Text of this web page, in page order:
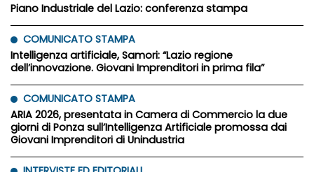
Piano Industriale del Lazio: conferenza stampa
COMUNICATO STAMPA
Intelligenza artificiale, Samori: “Lazio regione
dell’innovazione. Giovani Imprenditori in prima fila”
COMUNICATO STAMPA
ARIA 2026, presentata in Camera di Commercio la due
giorni di Ponza sull’Intelligenza Artificiale promossa dai
Giovani Imprenditori di Unindustria